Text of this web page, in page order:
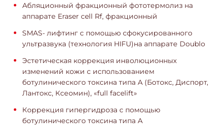
Абляционный фракционный фототермолиз на
аппарате Eraser cell Rf, фракционный
SMAS- лифтинг c помощью сфокусированного
ультразвука (технология HIFU)на аппарате Doublo
Эстетическая коррекция инволюционных
изменений кожи с использованием
ботулинического токсина типа А (Ботокс, Диспорт,
Лантокс, Ксеомин), «full facelift»
Коррекция гипергидроза с помощью
ботулинического токсина типа А